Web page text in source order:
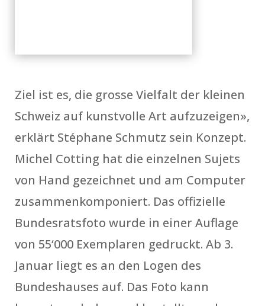
Ziel ist es, die grosse Vielfalt der kleinen
Schweiz auf kunstvolle Art aufzuzeigen»,
erklärt Stéphane Schmutz sein Konzept.
Michel Cotting hat die einzelnen Sujets
von Hand gezeichnet und am Computer
zusammenkomponiert. Das offizielle
Bundesratsfoto wurde in einer Auflage
von 55‘000 Exemplaren gedruckt. Ab 3.
Januar liegt es an den Logen des
Bundeshauses auf. Das Foto kann